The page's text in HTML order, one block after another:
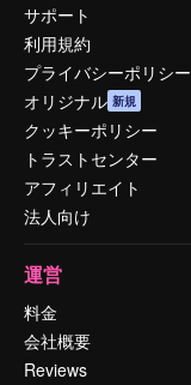
サポート
利用規約
プライバシーポリシー
オリジナル 新規
クッキーポリシー
トラストセンター
アフィリエイト
法人向け
運営
料金
会社概要
Reviews